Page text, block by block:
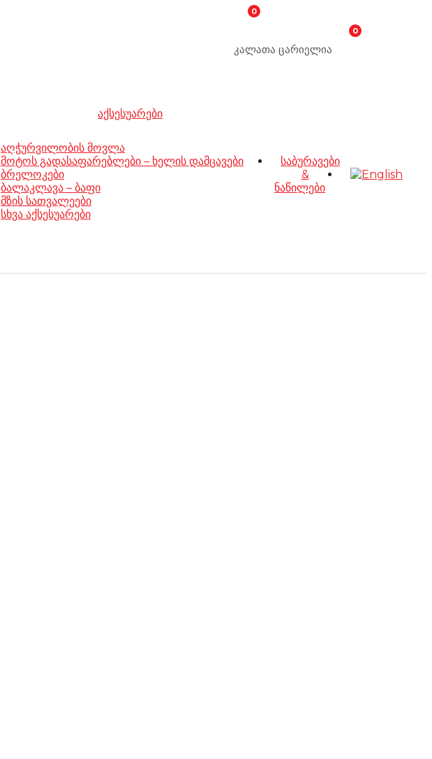
0
კალათა ცარიელია
0
აქსესუარები
აღჭურვილობის მოვლა
მოტოს გადასაფარებლები – ხელის დამცავები
ბრელოკები
ბალაკლავა – ბაფი
მზის სათვალეები
სხვა აქსესუარები
საბურავები
&
ნაწილები